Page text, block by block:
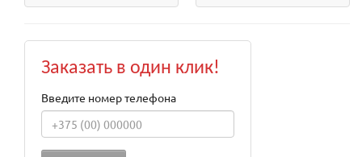
Заказать в один клик!
Введите номер телефона